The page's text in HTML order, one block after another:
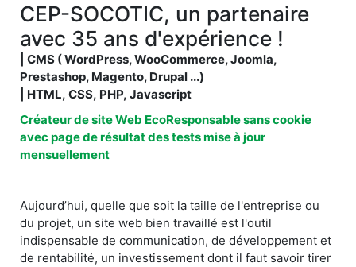
CEP-SOCOTIC, un partenaire
avec 35 ans d'expérience !
| CMS ( WordPress, WooCommerce, Joomla,
Prestashop, Magento, Drupal ...)
| HTML, CSS, PHP, Javascript
Créateur de site Web EcoResponsable sans cookie
avec page de résultat des tests mise à jour
mensuellement
Aujourd’hui, quelle que soit la taille de l'entreprise ou
du projet, un site web bien travaillé est l'outil
indispensable de communication, de développement et
de rentabilité, un investissement dont il faut savoir tirer